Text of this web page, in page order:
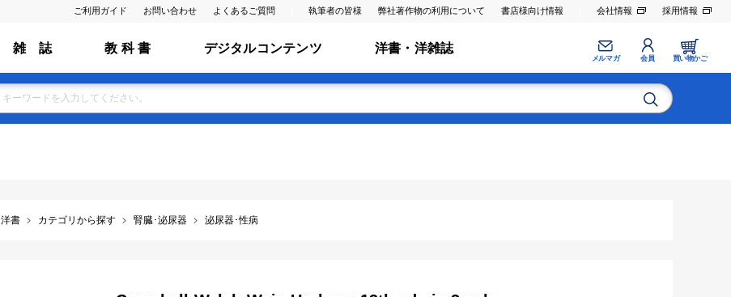
ご利用ガイド お問い合わせ よくあるご質問 執筆者の皆様 弊社著作物の利用について 書店様向け情報 会社情報 採用情報
雑 誌 教 科 書 デジタルコンテンツ 洋書・洋雑誌
メルマガ 会員 買い物かご
洋書 カテゴリから探す 腎臓･泌尿器 泌尿器･性病